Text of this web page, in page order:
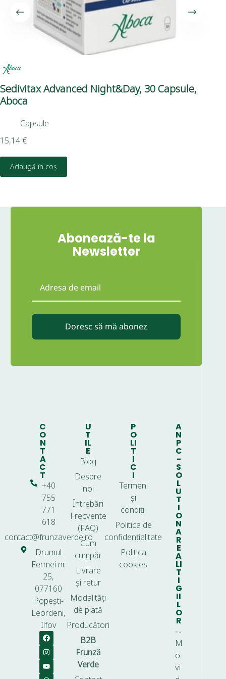
Sedivitax Advanced Night&Day, 30 Capsule,
Aboca
Capsule
15,14€
Adaugă în coș
Abonează-te la
Newsletter
Doresc să mă abonez
C
O
N
T
A
C
T
+40
755
771
618
contact@frunzaverde.ro
Drumul
Fermei nr.
25,
077160
Popești-
Leordeni,
Ilfov
U
T
IL
E
Blog
Despre
noi
Întrebări
Frecvente
(FAQ)
Cum
cumpăr
Livrare
și retur
Modalități
de plată
Producători
B2B
Frunză
Verde
P
O
LI
T
I
C
I
Termeni
și
condiții
Politica de
confidențialitate
Politica
cookies
A
N
P
C
-
S
O
L
U
T
I
O
N
A
R
E
A
LI
T
I
G
II
L
O
R
M
o
vi